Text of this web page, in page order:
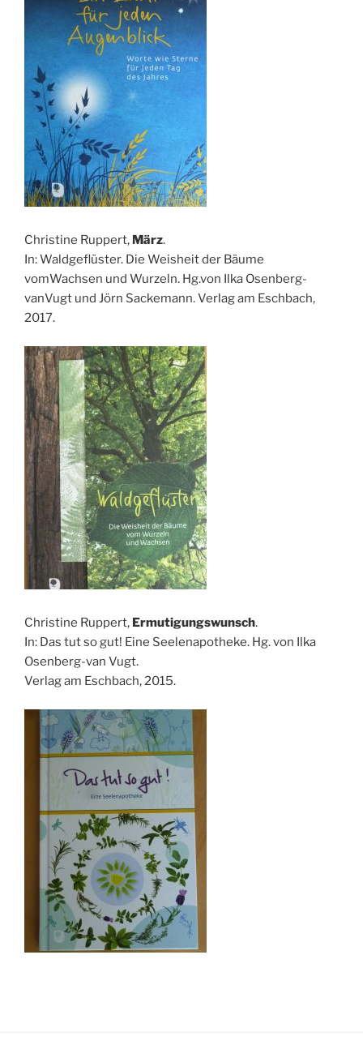
Christine Ruppert, März.
In: Waldgeflüster. Die Weisheit der Bäume
vomWachsen und Wurzeln. Hg.von Ilka Osenberg-
vanVugt und Jörn Sackemann. Verlag am Eschbach,
2017.
Christine Ruppert, Ermutigungswunsch.
In: Das tut so gut! Eine Seelenapotheke. Hg. von Ilka
Osenberg-van Vugt.
Verlag am Eschbach, 2015.